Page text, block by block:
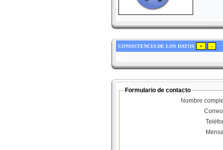
CONSISTENCIA DE LOS DATOS
Formulario de contacto
Nombre